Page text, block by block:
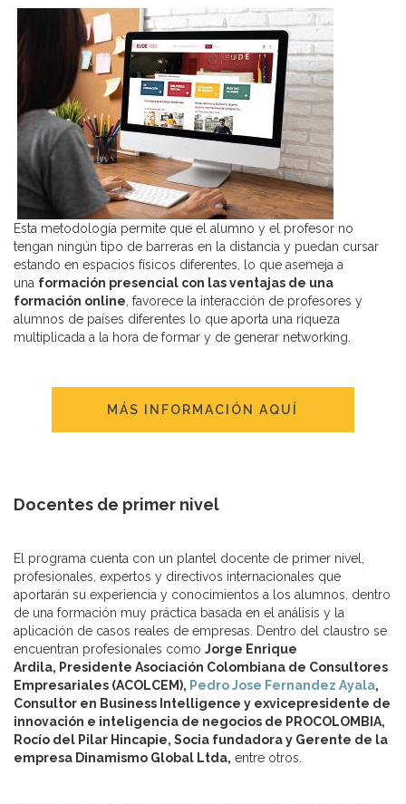
Esta metodología permite que el alumno y el profesor no
tengan ningún tipo de barreras en la distancia y puedan cursar
estando en espacios físicos diferentes, lo que asemeja a
una formación presencial con las ventajas de una
formación online , favorece la interacción de profesores y
alumnos de países diferentes lo que aporta una riqueza
multiplicada a la hora de formar y de generar networking.
MÁS INFORMACIÓN AQUÍ
Docentes de primer nivel
El programa cuenta con un plantel docente de primer nivel,
profesionales, expertos y directivos internacionales que
aportarán su experiencia y conocimientos a los alumnos, dentro
de una formación muy práctica basada en el análisis y la
aplicación de casos reales de empresas. Dentro del claustro se
encuentran profesionales como Jorge Enrique
Ardila, Presidente Asociación Colombiana de Consultores
Empresariales (ACOLCEM), Pedro Jose Fernandez Ayala,
Consultor en Business Intelligence y exvicepresidente de
innovación e inteligencia de negocios de PROCOLOMBIA,
Rocío del Pilar Hincapie, Socia fundadora y Gerente de la
empresa Dinamismo Global Ltda, entre otros.